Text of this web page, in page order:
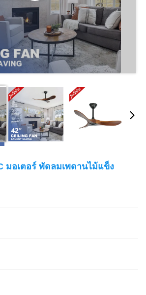
มอเตอร์ พัดลมเพดานไม้แข็ง